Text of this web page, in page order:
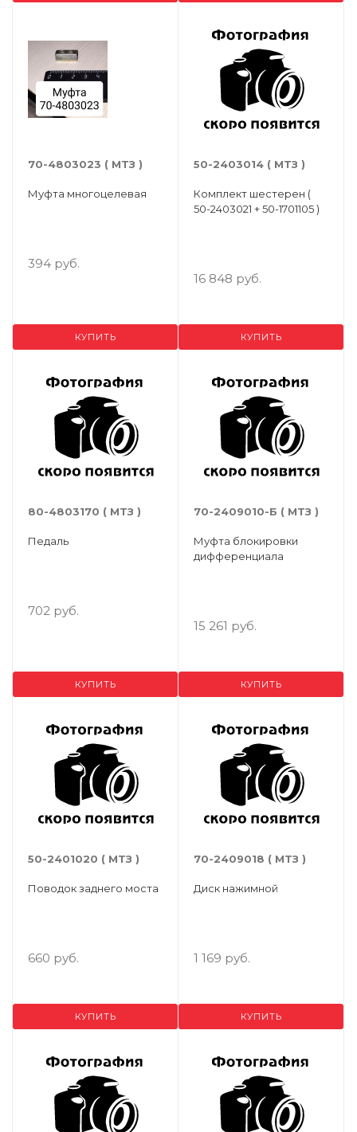
70-4803023 ( МТЗ )
Муфта многоцелевая
394 руб.
КУПИТЬ
50-2403014 ( МТЗ )
Комплект шестерен (
50-2403021 + 50-1701105 )
16 848 руб.
КУПИТЬ
80-4803170 ( МТЗ )
Педаль
702 руб.
КУПИТЬ
70-2409010-Б ( МТЗ )
Муфта блокировки
дифференциала
15 261 руб.
КУПИТЬ
50-2401020 ( МТЗ )
Поводок заднего моста
660 руб.
КУПИТЬ
70-2409018 ( МТЗ )
Диск нажимной
1 169 руб.
КУПИТЬ